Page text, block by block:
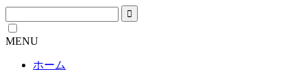
MENU
ホーム